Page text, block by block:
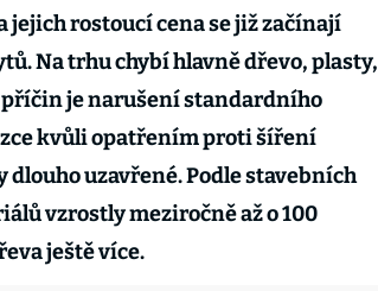
rostoucí cena se již začínají
Na trhu chybí hlavně dřevo, plasty,
příčin je narušení standardního
kvůli opatřením proti šíření
uzavřené. Podle stavebních
vzrostly meziročně až o 100
ještě více.